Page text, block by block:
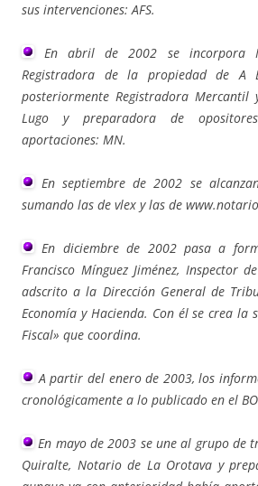
sus intervenciones: AFS.
En abril de 2002 se incorpora
Registradora de la propiedad de A
posteriormente Registradora
Lugo y preparadora de
aportaciones: MN.
En septiembre de 2002 se
sumando las de vlex y las de
En diciembre de 2002 pasa a
Francisco Mínguez Jiménez, Inspector
adscrito a la Dirección General de
Economía y Hacienda. Con él se crea la
Fiscal» que coordina.
A partir del enero de 2003, los
cronológicamente a lo publicado en el
En mayo de 2003 se une al grupo de
Quiralte, Notario de La Orotava y